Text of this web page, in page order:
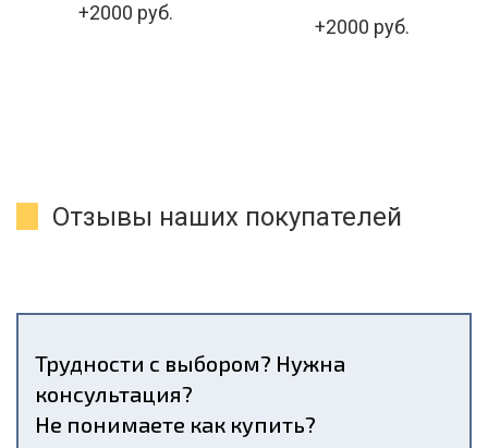
+2000 руб.
+2000 руб.
Отзывы наших покупателей
Трудности с выбором? Нужна
консультация?
Не понимаете как купить?